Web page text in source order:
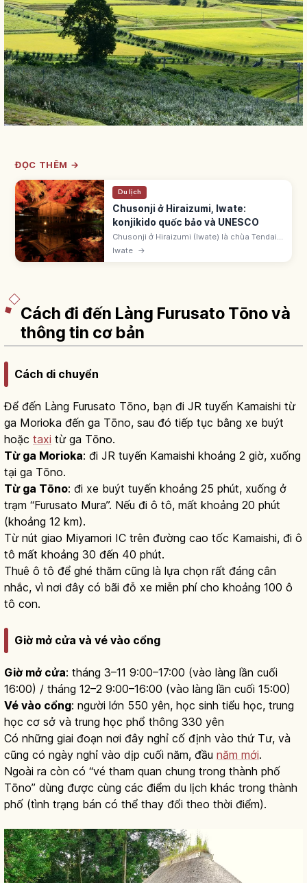
ĐỌC THÊM →
Du lịch
Chusonji ở Hiraizumi, Iwate:
konjikido quốc bảo và UNESCO
Chusonji ở Hiraizumi (Iwate) là chùa Tendai
do Ennin khai sơn năm 850. Fujiwara no
Iwate →
Cách đi đến Làng Furusato Tōno và
thông tin cơ bản
Cách di chuyển
Để đến Làng Furusato Tōno, bạn đi JR tuyến Kamaishi từ
ga Morioka đến ga Tōno, sau đó tiếp tục bằng xe buýt
hoặc taxi từ ga Tōno.
Từ ga Morioka: đi JR tuyến Kamaishi khoảng 2 giờ, xuống
tại ga Tōno.
Từ ga Tōno: đi xe buýt tuyến khoảng 25 phút, xuống ở
trạm “Furusato Mura”. Nếu đi ô tô, mất khoảng 20 phút
(khoảng 12 km).
Từ nút giao Miyamori IC trên đường cao tốc Kamaishi, đi ô
tô mất khoảng 30 đến 40 phút.
Thuê ô tô để ghé thăm cũng là lựa chọn rất đáng cân
nhắc, vì nơi đây có bãi đỗ xe miễn phí cho khoảng 100 ô
tô con.
Giờ mở cửa và vé vào cổng
Giờ mở cửa: tháng 3–11 9:00–17:00 (vào làng lần cuối
16:00) / tháng 12–2 9:00–16:00 (vào làng lần cuối 15:00)
Vé vào cổng: người lớn 550 yên, học sinh tiểu học, trung
học cơ sở và trung học phổ thông 330 yên
Có những giai đoạn nơi đây nghỉ cố định vào thứ Tư, và
cũng có ngày nghỉ vào dịp cuối năm, đầu năm mới.
Ngoài ra còn có “vé tham quan chung trong thành phố
Tōno” dùng được cùng các điểm du lịch khác trong thành
phố (tình trạng bán có thể thay đổi theo thời điểm).